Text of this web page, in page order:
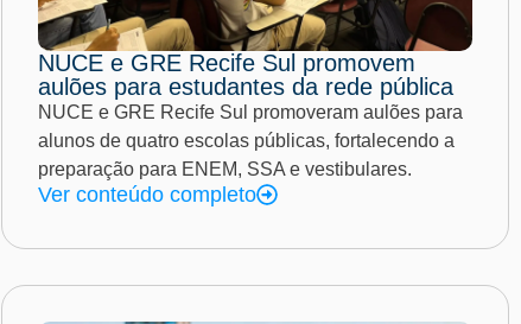
NUCE e GRE Recife Sul promovem
aulões para estudantes da rede pública
NUCE e GRE Recife Sul promoveram aulões para
alunos de quatro escolas públicas, fortalecendo a
preparação para ENEM, SSA e vestibulares.
Ver conteúdo completo